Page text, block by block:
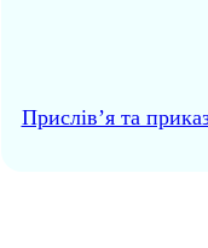
Прислів’я та